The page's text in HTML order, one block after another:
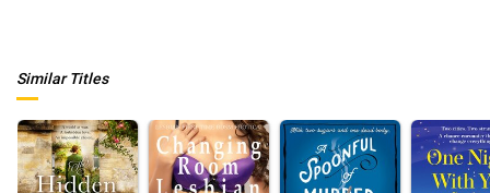
Similar Titles